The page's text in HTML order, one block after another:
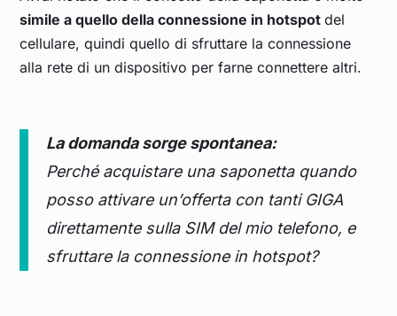
simile a quello della connessione in hotspotdel
cellulare, quindi quello di sfruttare la connessione
alla rete di un dispositivo per farne connettere altri.
La domanda sorge spontanea:
Perché acquistare una saponetta quando
posso attivare un’offerta con tanti GIGA
direttamente sulla SIM del mio telefono, e
sfruttare la connessione in hotspot?